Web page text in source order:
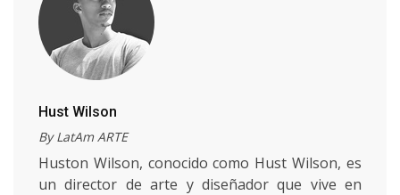
Hust Wilson
By LatAm ARTE
Huston Wilson, conocido como Hust Wilson, es
un director de arte y diseñador que vive en